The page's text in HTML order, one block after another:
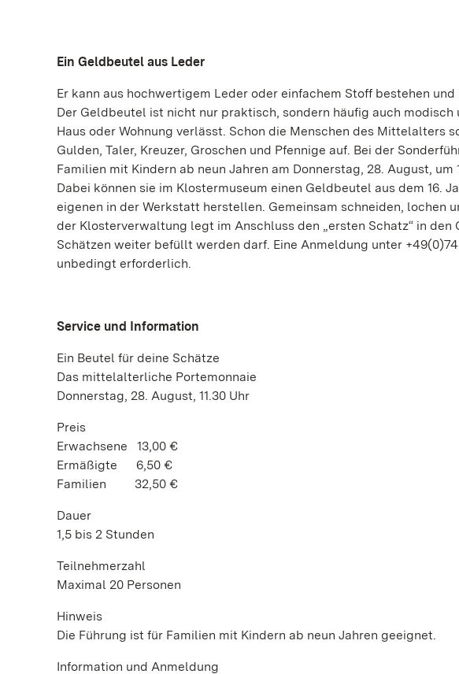
Ein Geldbeutel aus Leder
Er kann aus hochwertigem Leder oder einfachem Stoff bestehen
Der Geldbeutel ist nicht nur praktisch, sondern häufig auch
Haus oder Wohnung verlässt. Schon die Menschen des Mittelalters
Gulden, Taler, Kreuzer, Groschen und Pfennige auf. Bei der
Familien mit Kindern ab neun Jahren am Donnerstag, 28. August, um
Dabei können sie im Klostermuseum einen Geldbeutel aus dem 16.
eigenen in der Werkstatt herstellen. Gemeinsam schneiden, lochen
der Klosterverwaltung legt im Anschluss den „ersten Schatz“ in
Schätzen weiter befüllt werden darf. Eine Anmeldung unter
unbedingt erforderlich.
Service und Information
Ein Beutel für deine Schätze
Das mittelalterliche Portemonnaie
Donnerstag, 28. August, 11.30 Uhr
Preis
Erwachsene 13,00 €
Ermäßigte 6,50 €
Familien 32,50 €
Dauer
1,5 bis 2 Stunden
Teilnehmerzahl
Maximal 20 Personen
Hinweis
Die Führung ist für Familien mit Kindern ab neun Jahren geeignet.
Information und Anmeldung